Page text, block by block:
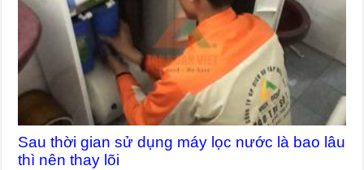
Sau thời gian sử dụng máy lọc nước là bao lâu
thì nên thay lõi